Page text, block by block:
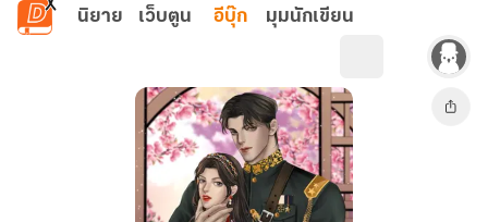
ข้ามไปยังเนื้อหาหลัก
นิยาย เว็บตูน อีบุ๊ก มุมนักเขียน